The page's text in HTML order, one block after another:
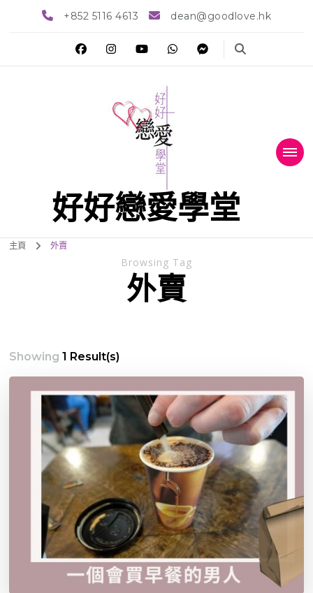
+852 5116 4613 dean@goodlove.hk
好好戀愛學堂
主頁 外賣
Browsing Tag
外賣
Showing1 Result(s)